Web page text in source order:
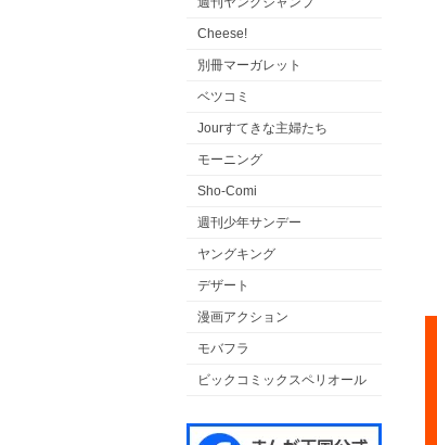
Cheese!
別冊マーガレット
ベツコミ
Jourすてきな主婦たち
モーニング
Sho-Comi
週刊少年サンデー
ヤングキング
デザート
漫画アクション
モバフラ
ビックコミックスペリオール